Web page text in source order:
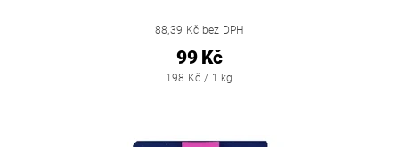
88,39 Kč bez DPH
99 Kč
198 Kč / 1 kg